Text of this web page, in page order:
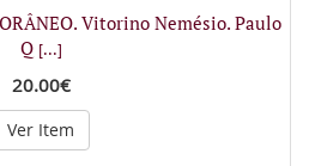
Vitorino Nemésio. Paulo
Q [...]
20.00€
Ver Item